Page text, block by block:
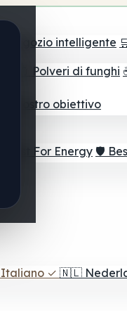
il negozio intelligente
🫙 Polveri di funghi
il vostro obiettivo
⚡ Best For Energy 🛡️
Italiano ✓ 🇳🇱